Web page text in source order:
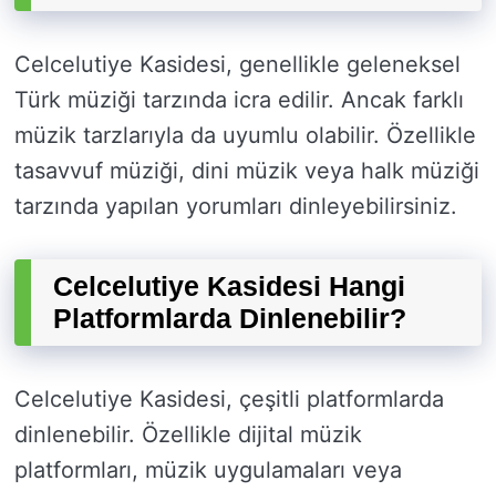
Celcelutiye Kasidesi, genellikle geleneksel
Türk müziği tarzında icra edilir. Ancak farklı
müzik tarzlarıyla da uyumlu olabilir. Özellikle
tasavvuf müziği, dini müzik veya halk müziği
tarzında yapılan yorumları dinleyebilirsiniz.
Celcelutiye Kasidesi Hangi
Platformlarda Dinlenebilir?
Celcelutiye Kasidesi, çeşitli platformlarda
dinlenebilir. Özellikle dijital müzik
platformları, müzik uygulamaları veya